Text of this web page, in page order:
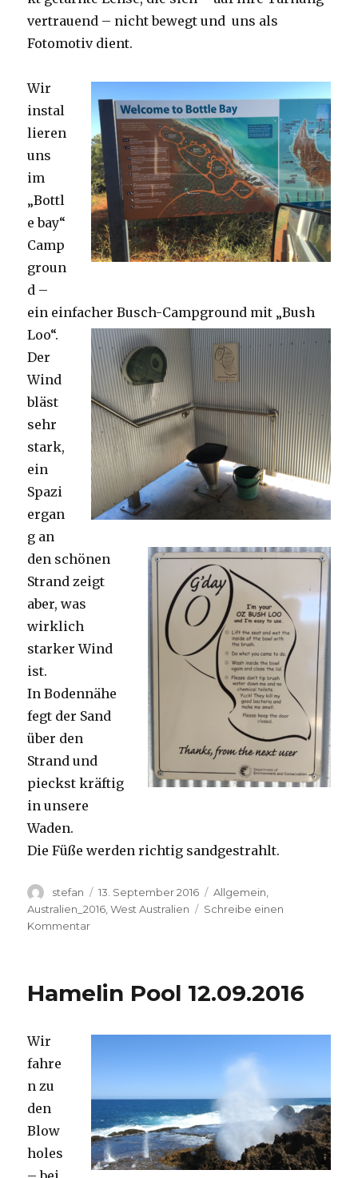
vertrauend – nicht bewegt und uns als
Fotomotiv dient.
Wir
instal
lieren
uns
im
„Bottl
e bay“
Camp
groun
d –
ein einfacher Busch-Campground mit „Bush
Loo“.
Der
Wind
bläst
sehr
stark,
ein
Spazi
ergan
g an
den schönen
Strand zeigt
aber, was
wirklich
starker Wind
ist.
In Bodennähe
fegt der Sand
über den
Strand und
pieckst kräftig
in unsere
Waden.
Die Füße werden richtig sandgestrahlt.
Autor
stefan
Veröffentlicht
am
13. September 2016 Kategorien
Allgemein
Australien_2016 ,West Australien
Schreibe einen
Kommentarzu
Hamelin Pool 12.09.2016
Wir
fahre
n zu
den
Blow
holes